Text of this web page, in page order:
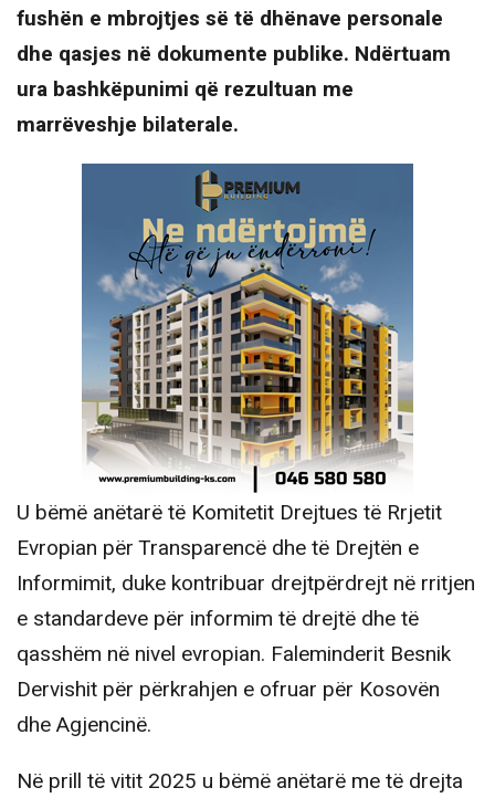
fushën e mbrojtjes së të dhënave personale
dhe qasjes në dokumente publike. Ndërtuam
ura bashkëpunimi që rezultuan me
marrëveshje bilaterale.
U bëmë anëtarë të Komitetit Drejtues të Rrjetit
Evropian për Transparencë dhe të Drejtën e
Informimit, duke kontribuar drejtpërdrejt në rritjen
e standardeve për informim të drejtë dhe të
qasshëm në nivel evropian. Faleminderit Besnik
Dervishit për përkrahjen e ofruar për Kosovën
dhe Agjencinë.
Në prill të vitit 2025 u bëmë anëtarë me të drejta